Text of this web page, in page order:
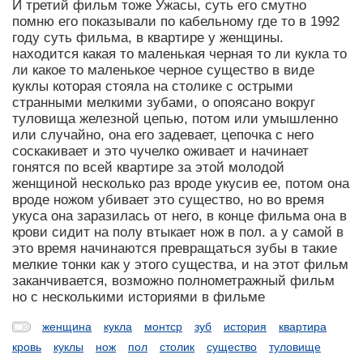
И третий фильм тоже Ужасы, суть его смутно
помню его показывали по кабельному где то в 1992
году суть фильма, в квартире у женщины.
находится какая то маленькая черная то ли кукла то
ли какое то маленькое черное существо в виде
куклы которая стояла на столике с острыми
странными мелкими зубами, о опоясано вокруг
туловища железной цепью, потом или умышленно
или случайно, она его задевает, цепочка с него
соскакивает и это чучелко оживает и начинает
гонятся по всей квартире за этой молодой
женщиной несколько раз вроде укусив ее, потом она
вроде ножом убивает это существо, но во время
укуса она заразилась от него, в конце фильма она в
крови сидит на полу втыкает нож в пол. а у самой в
это время начинаются превращаться зубы в такие
мелкие тонки как у этого существа, и на этот фильм
заканчивается, возможно полнометражный фильм
но с несколькими историями в фильме
женщина кукла монтср зуб история
квартира
кровь
куклы нож пол столик существо
туловище